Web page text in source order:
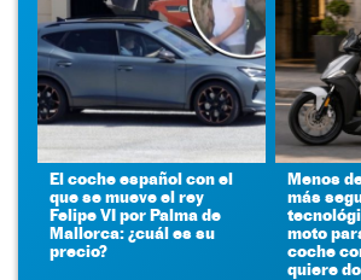
El coche español con el
que se mueve el rey
Felipe VI por Palma de
Mallorca: ¿cuál es su
precio?
Menos
más
moto
coche
quiere